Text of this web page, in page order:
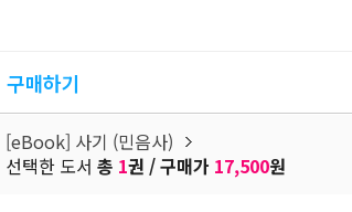
구매하기
[eBook] 사기 (민음사)
선택한 도서 총 1권 / 구매가 17,500원